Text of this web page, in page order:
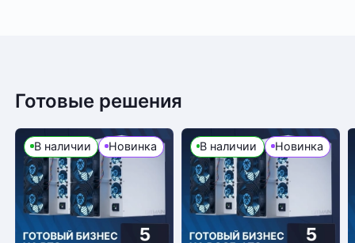
Готовые решения
В наличии Новинка В наличии Новинка